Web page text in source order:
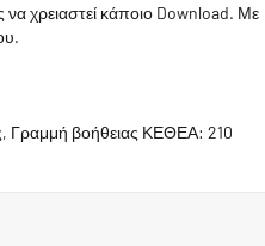
να χρειαστεί κάποιο Download. Με
Γραμμή βοήθειας ΚΕΘΕΑ: 210